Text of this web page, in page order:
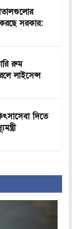
সরকার:
রুম
লাইসেন্স
দিতে